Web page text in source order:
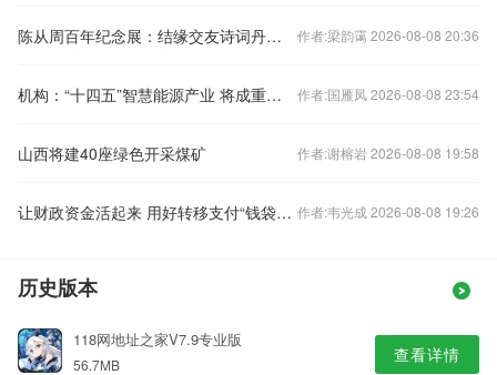
陈从周百年纪念展：结缘交友诗词丹青，毕生倾注园林建筑 作者:梁韵霭 2026-08-08 20:36
机构：“十四五”智慧能源产业 将成重要经济增长点 作者:国雁凤 2026-08-08 23:54
山西将建40座绿色开采煤矿 作者:谢榕岩 2026-08-08 19:58
让财政资金活起来 用好转移支付“钱袋子” 作者:韦光成 2026-08-08 19:26
历史版本
118网地址之家V7.9专业版
56.7MB 查看详情